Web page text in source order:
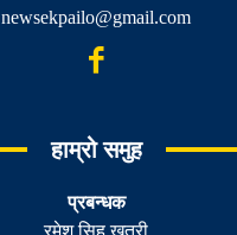
newsekpailo@gmail.com
हाम्रो समुह
प्रबन्धक
रमेश सिह खत्री